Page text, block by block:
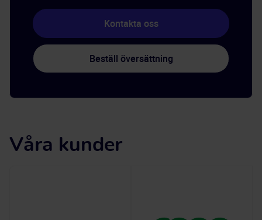
Kontakta oss
Beställ översättning
Våra kunder